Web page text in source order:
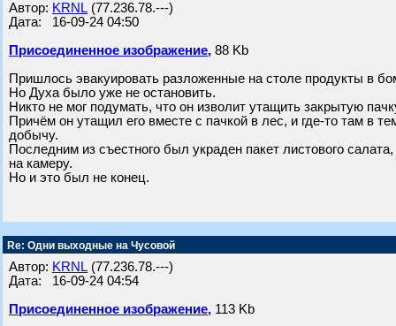
Автор: KRNL (77.236.78.---)
Дата: 16-09-24 04:50
Присоединенное изображение, 88 Kb
Пришлось эвакуировать разложенные на столе продукты в
Но Духа было уже не остановить.
Никто не мог подумать, что он изволит утащить закрытую
Причём он утащил его вместе с пачкой в лес, и где-то там в
добычу.
Последним из съестного был украден пакет листового
на камеру.
Но и это был не конец.
Re: Одни выходные на Чусовой
Автор: KRNL (77.236.78.---)
Дата: 16-09-24 04:54
Присоединенное изображение, 113 Kb